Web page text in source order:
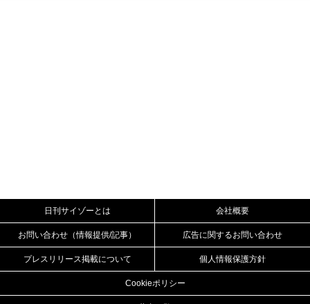
日刊サイゾーとは 会社概要
お問い合わせ（情報提供/記事） 広告に関するお問い合わせ
プレスリリース掲載について 個人情報保護方針
Cookieポリシー